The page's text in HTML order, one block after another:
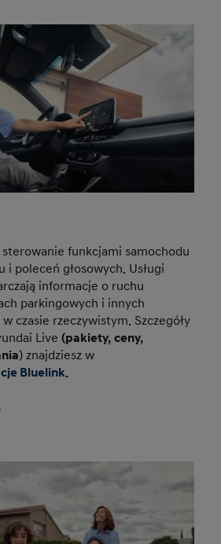
funkcjami samochodu
i poleceń głosowych. Usługi
informacje o ruchu
parkingowych i innych
czasie rzeczywistym. Szczegóły
Live(pakiety, ceny,
) znajdziesz w
Bluelink.